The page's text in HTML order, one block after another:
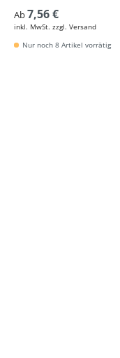
Ab7,56 €
inkl. MwSt. zzgl. Versand
Nur noch 8 Artikel vorrätig